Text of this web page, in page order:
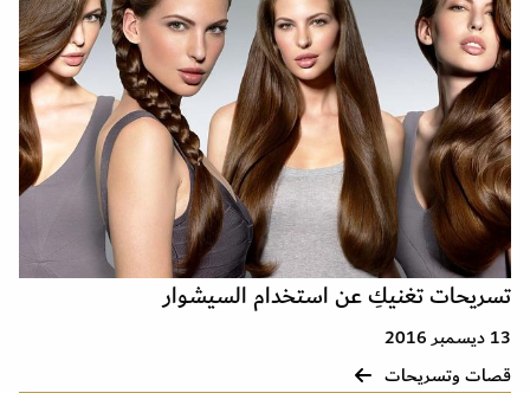
تسريحات تغنيكِ عن استخدام السيشوار
13 ديسمبر 2016
قصات وتسريحات